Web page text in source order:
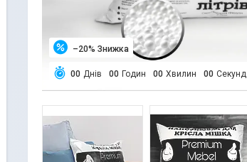
–20%
00 Днів 00 Годин 00 Хвилин 00 Секунд